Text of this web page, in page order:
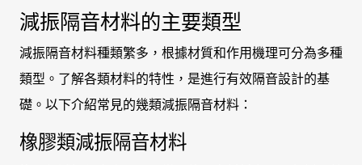
減振隔音材料的主要類型
減振隔音材料種類繁多，根據材質和作用機理可分為多種
類型。了解各類材料的特性，是進行有效隔音設計的基
礎。以下介紹常見的幾類減振隔音材料：
橡膠類減振隔音材料